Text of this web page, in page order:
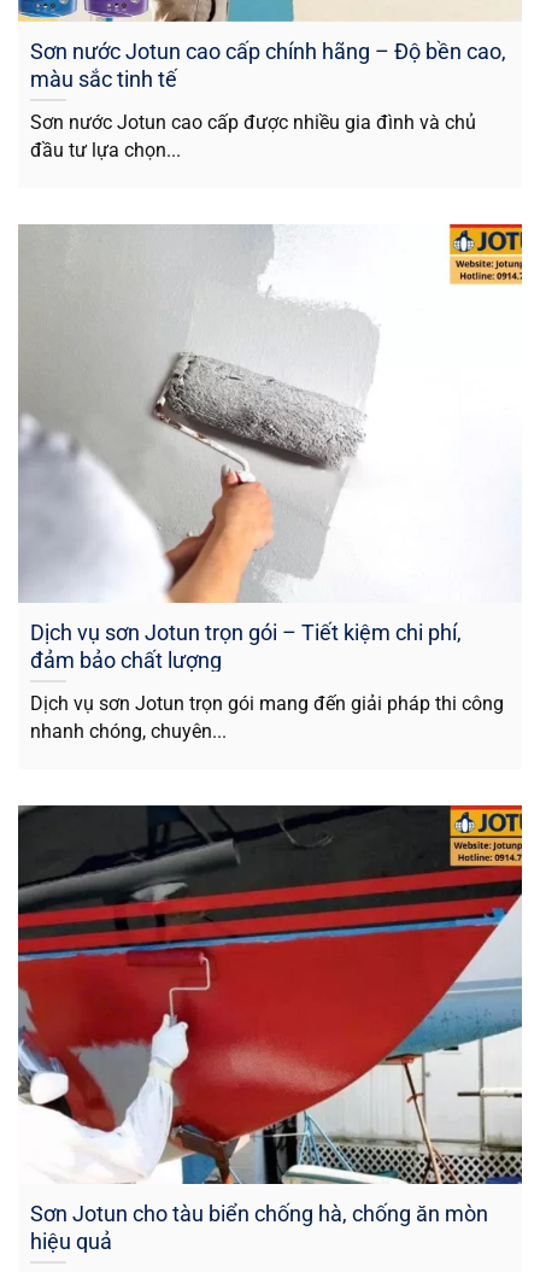
Sơn nước Jotun cao cấp chính hãng – Độ bền cao,
màu sắc tinh tế
Sơn nước Jotun cao cấp được nhiều gia đình và chủ
đầu tư lựa chọn...
Dịch vụ sơn Jotun trọn gói – Tiết kiệm chi phí,
đảm bảo chất lượng
Dịch vụ sơn Jotun trọn gói mang đến giải pháp thi công
nhanh chóng, chuyên...
Sơn Jotun cho tàu biển chống hà, chống ăn mòn
hiệu quả